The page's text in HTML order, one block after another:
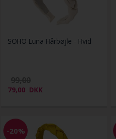
SOHO Luna Hårbøjle - Hvid
79,00 DKK
-20%